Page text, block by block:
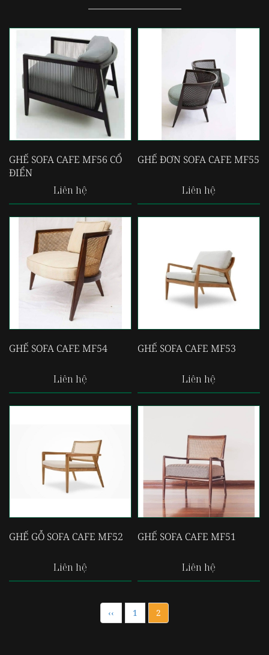
GHẾ SOFA CAFE MF56 CỔ
ĐIỂN
Liên hệ
GHẾ ĐƠN SOFA CAFE MF55
Liên hệ
GHẾ SOFA CAFE MF54
Liên hệ
GHẾ SOFA CAFE MF53
Liên hệ
GHẾ GỖ SOFA CAFE MF52
Liên hệ
GHẾ SOFA CAFE MF51
Liên hệ
‹‹ 1 2